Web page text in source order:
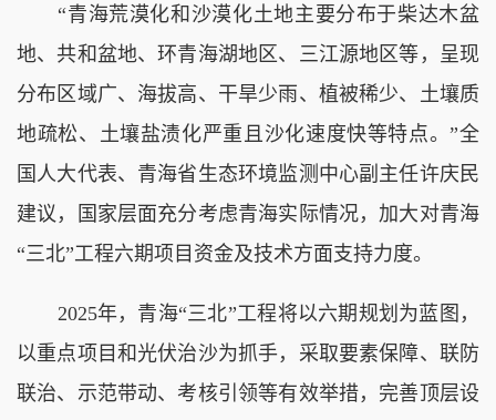
“青海荒漠化和沙漠化土地主要分布于柴达木盆
地、共和盆地、环青海湖地区、三江源地区等，呈现
分布区域广、海拔高、干旱少雨、植被稀少、土壤质
地疏松、土壤盐渍化严重且沙化速度快等特点。”全
国人大代表、青海省生态环境监测中心副主任许庆民
建议，国家层面充分考虑青海实际情况，加大对青海
“三北”工程六期项目资金及技术方面支持力度。
2025年，青海“三北”工程将以六期规划为蓝图，
以重点项目和光伏治沙为抓手，采取要素保障、联防
联治、示范带动、考核引领等有效举措，完善顶层设